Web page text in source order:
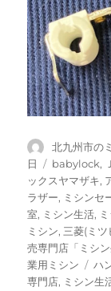
投
稿
者
北九州市の
日
カ
テ
ゴ
リ
ー
babylock,
ックスヤマザキ,
ラザー, ミシンセ
室, ミシン生活,
ミシン, 三菱(ミツ
売専門店「ミシン
業用ミシン
タ
グ
ハ
専門店, ミシン生